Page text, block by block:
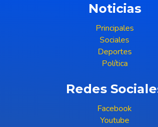
Noticias
Principales
Sociales
Deportes
Política
Redes
Facebook
Youtube